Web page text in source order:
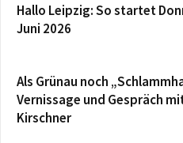
Hallo Leipzig: So startet
Juni 2026
Als Grünau noch
Vernissage und Gespräch
Kirschner